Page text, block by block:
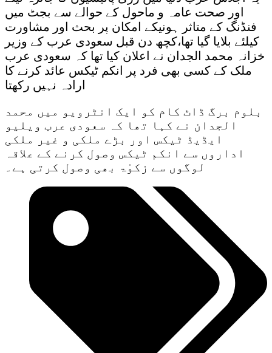
اور صحت عامہ و ماحول کے حوالے سے بجٹ میں
فنڈنگ کے متاثر ہونیکے امکان پر بحث اور مشاورت
کیلئے بلایا گیا تھا،کچھ دن قبل سعودی عرب کے وزیر
خزانہ محمد الجدان نے اعلان کیا تھا کہ سعودی عرب
ملک کے کسی بھی فرد پر انکم ٹیکس عائد کرنے کا
ارادہ نہیں رکھتا
بلوم برگ ڈاٹ کام کو ایک انٹرویو میں محمد
الجدان نے کہا تھا کہ سعودی عرب ویلیو
ایڈیڈ ٹیکس اور بڑے ملکی و غیر ملکی
اداروں سے انکم ٹیکس وصول کرنے کے علاقہ
لوگوں سے زکوٰۃ بھی وصول کرتی ہے۔